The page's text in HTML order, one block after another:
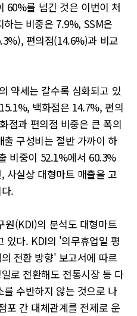
60%를 넘긴 것은 이번이 처
는 비중은 7.9%, SSM은
편의점(14.6%)과 비교
약세는 갈수록 심화되고 있
백화점은 14.7%, 편의
점과 편의점 비중은 큰 폭의
구성비는 절반 가까이 하
비중이 52.1%에서 60.3%
사실상 대형마트 매출을 고
.
원(KDI)의 분석도 대형마트
있다. KDI의 '의무휴업일 평
전환 방향' 보고서에 따르
로 전환해도 전통시장 등 다
수반하지 않는 것으로 나
포 간 대체관계를 전제로 운